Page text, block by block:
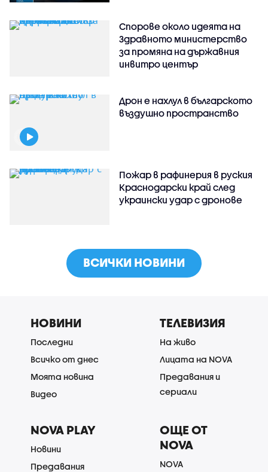
Спорове около идеята на
Здравното министерство
за промяна на държавния
инвитро център
Дрон е нахлул в българското
въздушно пространство
Пожар в рафинерия в руския
Краснодарски край след
украински удар с дронове
ВСИЧКИ НОВИНИ
НОВИНИ
Последни
Всичко от днес
Моята новина
Видео
ТЕЛЕВИЗИЯ
На живо
Лицата на NOVA
Предавания и
сериали
NOVA PLAY
Новини
Предавания
ОЩЕ ОТ
NOVA
NOVA